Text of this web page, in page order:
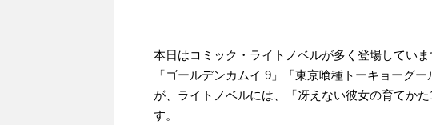
本日はコミック・ライトノベルが多く登場してい
「ゴールデンカムイ 9」「東京喰種トーキョーグ
が、ライトノベルには、「冴えない彼女の育てか
す。